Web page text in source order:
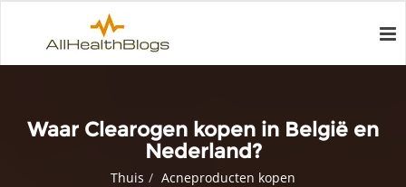
Waar Clearogen kopen in België en
Nederland?
Thuis
Acneproducten kopen